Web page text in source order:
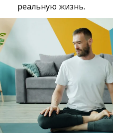
реальную жизнь.